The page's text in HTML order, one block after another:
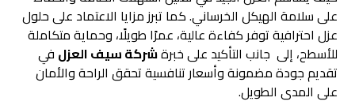
على سلامة الهيكل الخرساني. كما تبرز مزايا الاعتماد على حلول
عزل احترافية توفر كفاءة عالية، عمرًا طويلًا، وحماية متكاملة
للأسطح، إلى جانب التأكيد على خبرةشركة سيف العزل في
تقديم جودة مضمونة وأسعار تنافسية تحقق الراحة والأمان
على المدى الطويل.